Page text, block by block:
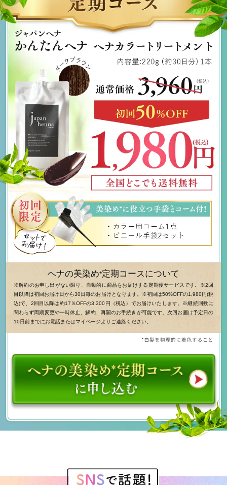
ヘナの美染め*定期コースについて
※解約のお申し出がない限り、自動的に商品をお届けする定期便サービスです。※2回
目以降は初回お届け日から30日毎のお届けとなります。※初回は50%OFFの1,980円(税
込)で、2回目以降は約17％OFFの3,300円（税込）でお届けいたします。※継続回数に
関わらず周期変更や一時休止、解約、再開のお手続きが可能です。次回お届け予定日の
10日前までにお電話またはマイページよりご連絡ください。